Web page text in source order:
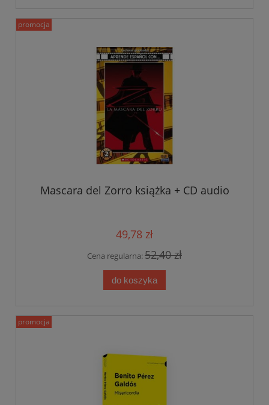
Mascara del Zorro książka + CD audio
49,78 zł
Cena regularna:52,40 zł
do koszyka
promocja
promocja